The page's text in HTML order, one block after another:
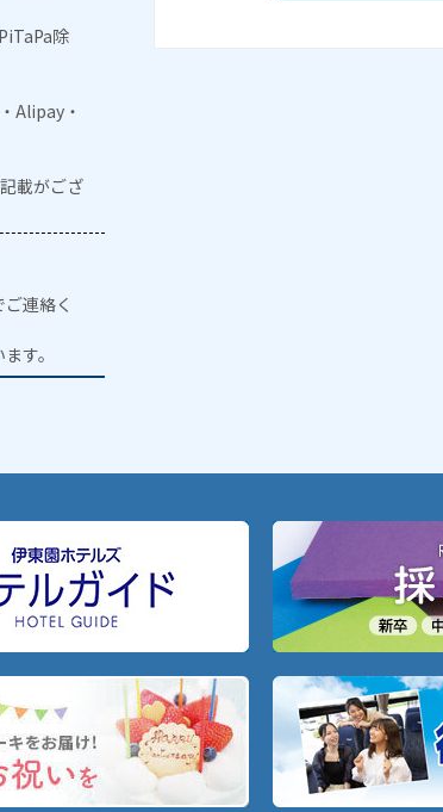
除
Alipay・
載がござ
連絡く
す。